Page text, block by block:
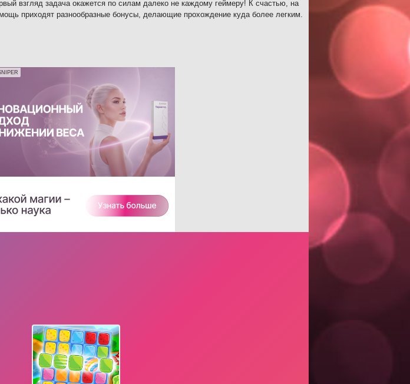
взгляд задача окажется по силам далеко не каждому геймеру! К счастью, на
приходят разнообразные бонусы, делающие прохождение куда более легким.